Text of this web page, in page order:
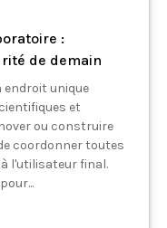
:
de demain
endroit unique
et
ou construire
coordonner toutes
l'utilisateur final.